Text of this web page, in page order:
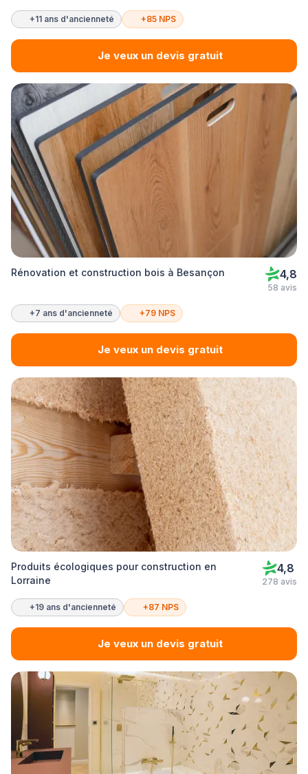
+11 ans d'ancienneté +85 NPS
Je veux un devis gratuit
Rénovation et construction bois à Besançon 4,8
58 avis
+7 ans d'ancienneté +79 NPS
Je veux un devis gratuit
Produits écologiques pour construction en
Lorraine
4,8
278 avis
+19 ans d'ancienneté +87 NPS
Je veux un devis gratuit